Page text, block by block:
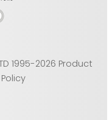
1995-2026 Product